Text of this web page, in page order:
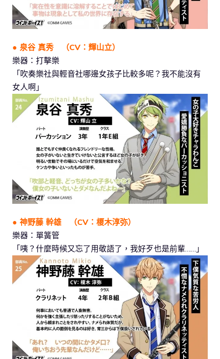
● 泉谷 真秀 （CV：輝山立）
樂器：打擊樂
「吹奏樂社與輕音社哪邊女孩子比較多呢？我不能沒有
女人啊」
● 神野藤 幹雄 （CV：榎木淳弥）
樂器：單簧管
「咦？什麼時候又忘了用敬語了，我好歹也是前輩……」